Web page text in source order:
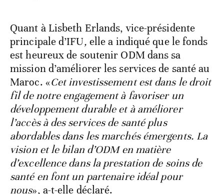
Quant à Lisbeth Erlands, vice-présidente
principale d’IFU, elle a indiqué que le fonds
est heureux de soutenir ODM dans sa
mission d’améliorer les services de santé au
Maroc. «Cet investissement est dans le droit
fil de notre engagement à favoriser un
développement durable et à améliorer
l’accès à des services de santé plus
abordables dans les marchés émergents. La
vision et le bilan d’ODM en matière
d’excellence dans la prestation de soins de
santé en font un partenaire idéal pour
nous», a-t-elle déclaré.